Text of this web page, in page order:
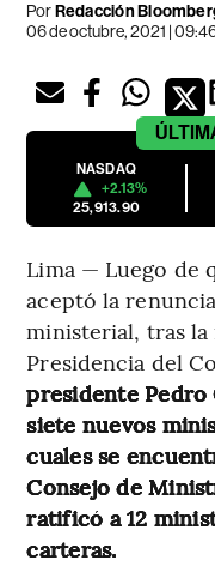
PorRedacción
06 de octubre, 2021 |
NASDAQ
+2.13%
25,913.90
Lima — Luego de
aceptó la
ministerial, tras
Presidencia del
presidente
siete nuevos
cuales se
Consejo de
ratificó a 12
carteras.